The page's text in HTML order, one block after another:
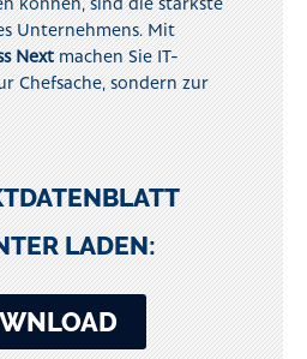
Unternehmens. Mit
Next machen Sie IT-
Chefsache, sondern zur
LADEN: